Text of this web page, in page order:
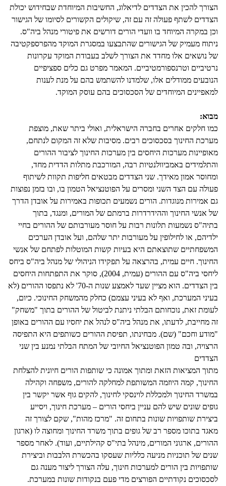
הצורך להכין את הצדדים לדיאלוג, החשיבות המיוחדת שבחידוש יכולת
הצדדים לשתף פעולה זה עם זה, שיקולים הקשורים לסיומו של הגישור
וכן במקרה המיוחד בו וועדי הורים דורשים את פיטורי מנהל ביה"ס.
ניתוח מעמיק של הגישורים שהתבצעו במסגרת המוקד מהפרספקטיבה
של נושאים אלו מחדד את הצורך לשלב בעבודת המוקד עקרונות
נרטיביים וטרנספורמטיביים. המאמר מפרט גם כלים ספציפיים
הנובעים ממודלים אלו, שלמדנו להשתמש בהם על מנת לענות
למאפיינים המיוחדים של הסכסוכים בהם עוסק המוקד.
מבוא:
כמו חלקים אחרים בחברה הישראלית, ואולי ביתר שאת, מוצפת
מערכת החינוך בסכסוכים רבים. מסיבות שלא זה המקום לנתחם,
מאופיינות מערכות היחסים בין מערכות החינוך לציבור ההורים
והתלמידים באמביוולנטיות רבה, המורכבת מתלות הדדית מחד,
ומחוסר אמון מאידך. שני הצדדים מבטאים חליפות תקוות לשיתוף
פעולה עם הצד השני ומסרים על הפוטנציאל הטמון בו, ובו בזמן נפוצות
גם אמירות מנוגדות. הורים נשמעים תכופות באמירות על אובדן הדרך
של אנשי החינוך וההידרדרות ברמתם של המורים, ומנגד, בתוך
בתיה"ס נשמעות תלונות רבות על חוסר מעורבותם של ההורים בחיי
ילדיהם, או לחילופין על מעורבות יתר שלהם, ועל אובדן הערכים
המשפחתיים שתוצאתם היא בעיות קשות המוטלות לפתחם של אנשי
החינוך. חיים עמית, בהרצאה על תפקידו הניהולי של מנהל ביה"ס ביחס
ליחסי ביה"ס עם ההורים (עמית, 2004), סוקר את התפתחות היחסים
בין הצדדים. הוא מציין שעד לאמצע שנות ה-70' לא נתפסו ההורים (לא
בעיני המערכת, ואף לא בעיני עצמם) כחלק מהמשחק החינוכי. כיום,
לעומת זאת, נוכחותם הבלתי ניתנת לביטול של ההורים בתוך "משחק"
זה מחייבת, לדעתו, את מנהל ביה"ס לנהל את יחסיו עם ההורים באופן
"מודע וחכם" (שם). מבחינתו, תפיסת ההורים כשותפים היא התפיסה
הרצויה, ובה טמון הפוטנציאל החיובי של המתח הבלתי נמנע בין שני
הצדדים
מתוך המציאות הזאת ומתוך אמונה כי שותפות הורים חיונית להצלחת
החינוך, קמה היוזמה המשותפת למחלקה להורים, משפחה וקהילה
במשרד החינוך ולמכללת לוינסקי לחינוך, להקים גוף אשר יקשר בין
גופים שונים שיש להם עניין ביחסי הורים – מערכת חינוך, ויסייע
ביצירת שותפויות שונות בתחום זה. "מרכז מהות", שקם לצורך זה
מאגד בתוכו מספר רב של גופים בתוך משרד החינוך ומחוצה לו (ארגון
ההורים, ארגוני המורים, מינהל בתי"ס קהילתיים, ועוד). לאחר מספר
שנים של תוכניות מניעה כלליות שעסקו בהכשרת הלבבות וביצירת
שותפויות בין הורים למערכות חינוך, עלה הצורך ליצור מענה גם
לסכסוכים נקודתיים הפורצים מדי פעם בנקודות שונות במערכת.